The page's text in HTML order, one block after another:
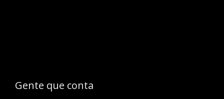
Gente que conta